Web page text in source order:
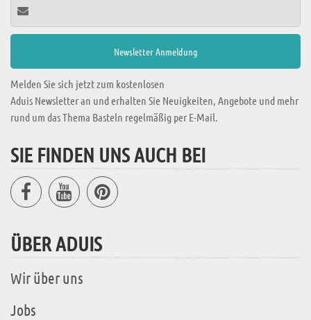
Melden Sie sich jetzt zum kostenlosen
Aduis Newsletter an und erhalten Sie Neuigkeiten, Angebote und mehr
rund um das Thema Basteln regelmäßig per E-Mail.
SIE FINDEN UNS AUCH BEI
ÜBER ADUIS
Wir über uns
Jobs